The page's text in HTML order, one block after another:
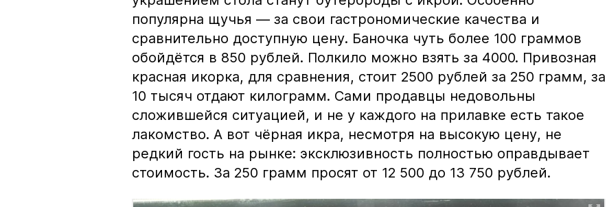
популярна щучья — за свои гастрономические качества и
сравнительно доступную цену. Баночка чуть более 100 граммов
обойдётся в 850 рублей. Полкило можно взять за 4000. Привозная
красная икорка, для сравнения, стоит 2500 рублей за 250 грамм, за
10 тысяч отдают килограмм. Сами продавцы недовольны
сложившейся ситуацией, и не у каждого на прилавке есть такое
лакомство. А вот чёрная икра, несмотря на высокую цену, не
редкий гость на рынке: эксклюзивность полностью оправдывает
стоимость. За 250 грамм просят от 12 500 до 13 750 рублей.